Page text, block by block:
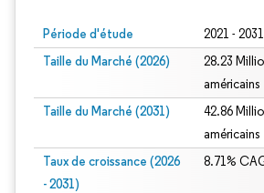
Période d'étude 2021 - 2031
Taille du Marché (2026)
28.23
américains
Taille du Marché (2031)
42.86
américains
Taux de croissance (2026
- 2031)
8.71%